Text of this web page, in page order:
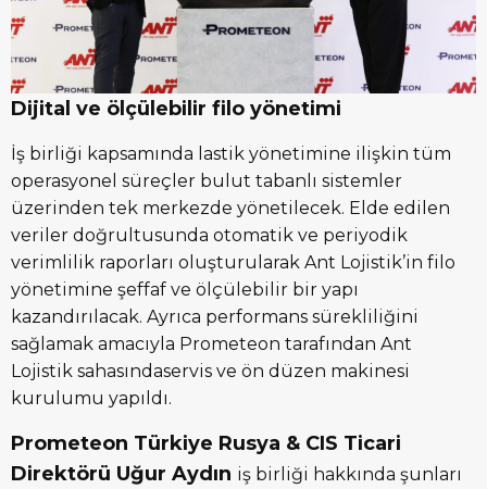
Dijital ve ölçülebilir filo yönetimi
İş birliği kapsamında lastik yönetimine ilişkin tüm
operasyonel süreçler bulut tabanlı sistemler
üzerinden tek merkezde yönetilecek. Elde edilen
veriler doğrultusunda otomatik ve periyodik
verimlilik raporları oluşturularak Ant Lojistik’in filo
yönetimine şeffaf ve ölçülebilir bir yapı
kazandırılacak. Ayrıca performans sürekliliğini
sağlamak amacıyla Prometeon tarafından Ant
Lojistik sahasındaservis ve ön düzen makinesi
kurulumu yapıldı.
Prometeon Türkiye Rusya & CIS Ticari
Direktörü Uğur Aydın iş birliği hakkında şunları